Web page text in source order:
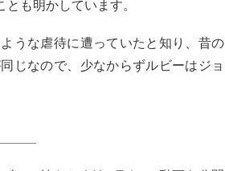
も明かしています。
うな虐待に遭っていたと知り、昔の
じなので、少なからずルビーはジョ